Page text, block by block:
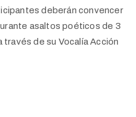
deberán convencer
asaltos poéticos de 3
de su Vocalía Acción